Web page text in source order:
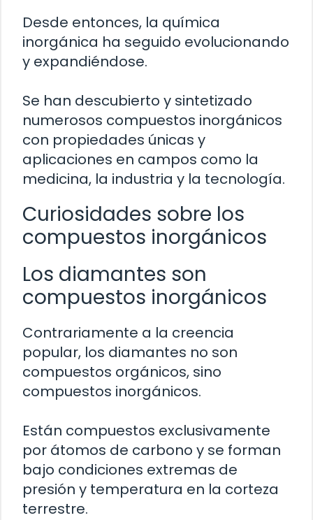
Desde entonces, la química
inorgánica ha seguido evolucionando
y expandiéndose.
Se han descubierto y sintetizado
numerosos compuestos inorgánicos
con propiedades únicas y
aplicaciones en campos como la
medicina, la industria y la tecnología.
Curiosidades sobre los
compuestos inorgánicos
Los diamantes son
compuestos inorgánicos
Contrariamente a la creencia
popular, los diamantes no son
compuestos orgánicos, sino
compuestos inorgánicos.
Están compuestos exclusivamente
por átomos de carbono y se forman
bajo condiciones extremas de
presión y temperatura en la corteza
terrestre.